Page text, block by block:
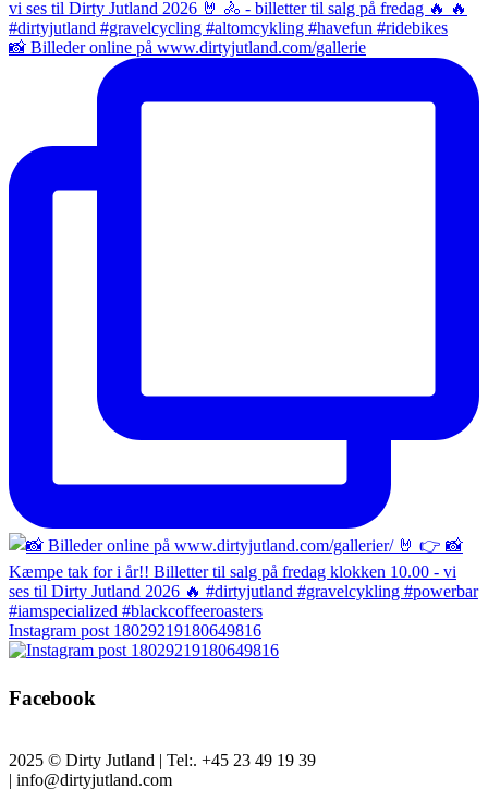
📸 Billeder online på www.dirtyjutland.com/gallerie
Instagram post 18029219180649816
Facebook
2025 © Dirty Jutland | Tel:. +45 23 49 19 39
| info@dirtyjutland.com